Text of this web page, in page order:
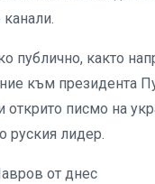
публично, както
към президента
писмо на
руския лидер.
от днес